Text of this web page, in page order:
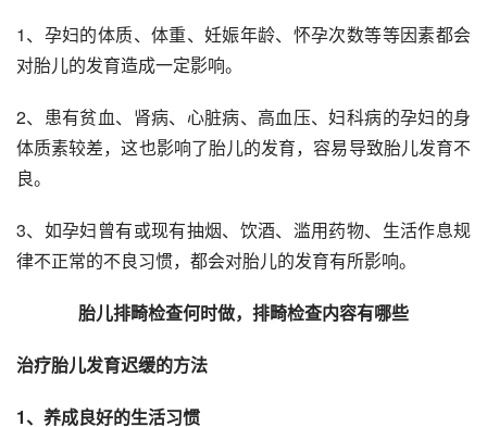
1、孕妇的体质、体重、妊娠年龄、怀孕次数等等因素都会
对胎儿的发育造成一定影响。
2、患有贫血、肾病、心脏病、高血压、妇科病的孕妇的身
体质素较差，这也影响了胎儿的发育，容易导致胎儿发育不
良。
3、如孕妇曾有或现有抽烟、饮酒、滥用药物、生活作息规
律不正常的不良习惯，都会对胎儿的发育有所影响。
胎儿排畸检查何时做，排畸检查内容有哪些
治疗胎儿发育迟缓的方法
1、养成良好的生活习惯